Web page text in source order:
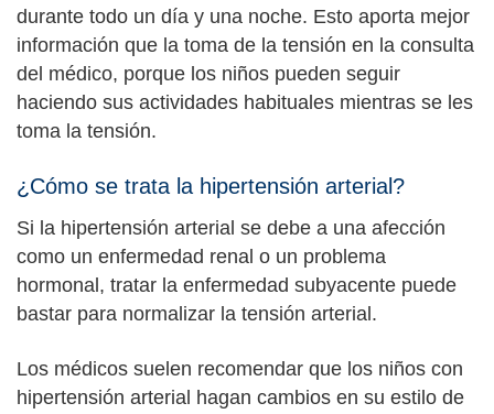
durante todo un día y una noche. Esto aporta mejor
información que la toma de la tensión en la consulta
del médico, porque los niños pueden seguir
haciendo sus actividades habituales mientras se les
toma la tensión.
¿Cómo se trata la hipertensión arterial?
Si la hipertensión arterial se debe a una afección
como un enfermedad renal o un problema
hormonal, tratar la enfermedad subyacente puede
bastar para normalizar la tensión arterial.
Los médicos suelen recomendar que los niños con
hipertensión arterial hagan cambios en su estilo de